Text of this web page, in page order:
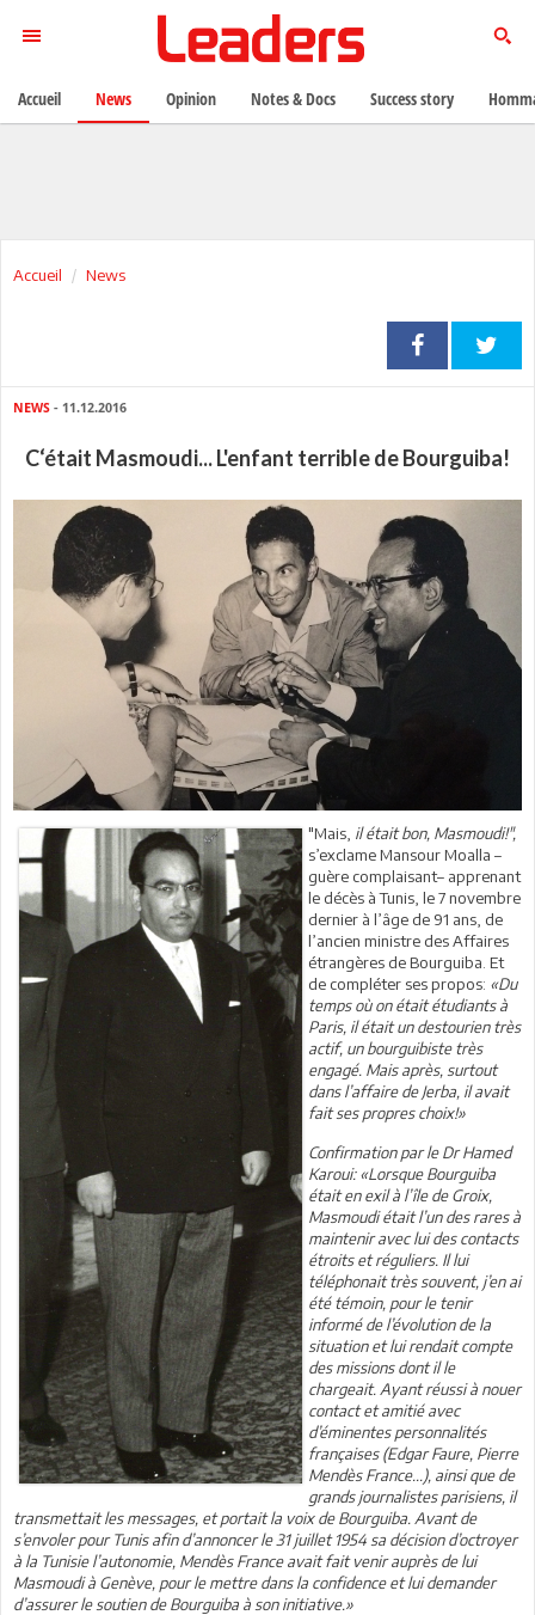
Accueil News
NEWS - 11.12.2016
C‘était Masmoudi... L'enfant terrible de Bourguiba!
"Mais, il était bon, Masmoudi!",
s’exclame Mansour Moalla –
guère complaisant– apprenant
le décès à Tunis, le 7 novembre
dernier à l’âge de 91 ans, de
l’ancien ministre des Affaires
étrangères de Bourguiba. Et
de compléter ses propos: «Du
temps où on était étudiants à
Paris, il était un destourien très
actif, un bourguibiste très
engagé. Mais après, surtout
dans l’affaire de Jerba, il avait
fait ses propres choix!»
Confirmation par le Dr Hamed
Karoui:«Lorsque Bourguiba
était en exil à l’île de Groix,
Masmoudi était l’un des rares à
maintenir avec lui des contacts
étroits et réguliers. Il lui
téléphonait très souvent, j’en ai
été témoin, pour le tenir
informé de l’évolution de la
situation et lui rendait compte
des missions dont il le
chargeait. Ayant réussi à nouer
contact et amitié avec
d’éminentes personnalités
françaises (Edgar Faure, Pierre
Mendès France...), ainsi que de
grands journalistes parisiens, il
transmettait les messages, et portait la voix de Bourguiba. Avant de
s’envoler pour Tunis afin d’annoncer le 31 juillet 1954 sa décision d’octroyer
à la Tunisie l’autonomie, Mendès France avait fait venir auprès de lui
Masmoudi à Genève, pour le mettre dans la confidence et lui demander
d’assurer le soutien de Bourguiba à son initiative.»
Accueil News Opinion Notes & Docs Success story